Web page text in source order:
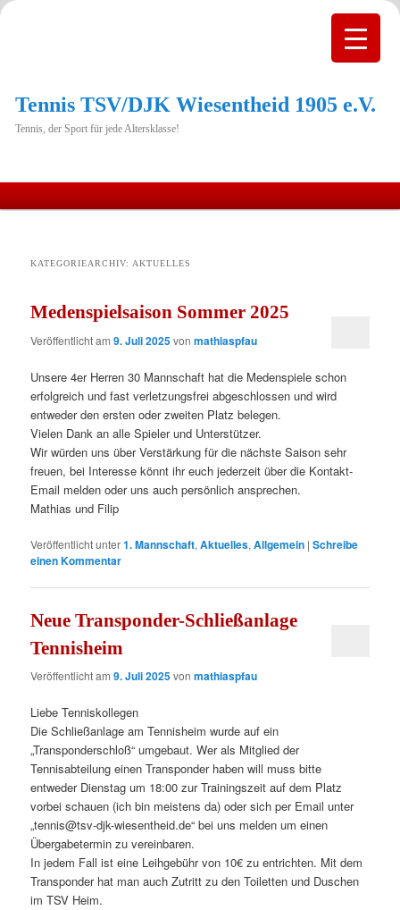
Tennis TSV/DJK Wiesentheid 1905 e.V.
Tennis, der Sport für jede Altersklasse!
springen
springen
KATEGORIEARCHIV:AKTUELLES
Medenspielsaison Sommer 2025
Veröffentlicht am9. Juli 2025vonmathiaspfau
Unsere 4er Herren 30 Mannschaft hat die Medenspiele schon
erfolgreich und fast verletzungsfrei abgeschlossen und wird
entweder den ersten oder zweiten Platz belegen.
Vielen Dank an alle Spieler und Unterstützer.
Wir würden uns über Verstärkung für die nächste Saison sehr
freuen, bei Interesse könnt ihr euch jederzeit über die Kontakt-
Email melden oder uns auch persönlich ansprechen.
Mathias und Filip
Veröffentlicht unter1. Mannschaft,Aktuelles,Allgemein |Schreibe
einen Kommentar
Neue Transponder-Schließanlage
Tennisheim
Veröffentlicht am9. Juli 2025vonmathiaspfau
Liebe Tenniskollegen
Die Schließanlage am Tennisheim wurde auf ein
„Transponderschloß“ umgebaut. Wer als Mitglied der
Tennisabteilung einen Transponder haben will muss bitte
entweder Dienstag um 18:00 zur Trainingszeit auf dem Platz
vorbei schauen (ich bin meistens da) oder sich per Email unter
„tennis@tsv-djk-wiesentheid.de“ bei uns melden um einen
Übergabetermin zu vereinbaren.
In jedem Fall ist eine Leihgebühr von 10€ zu entrichten. Mit dem
Transponder hat man auch Zutritt zu den Toiletten und Duschen
im TSV Heim.